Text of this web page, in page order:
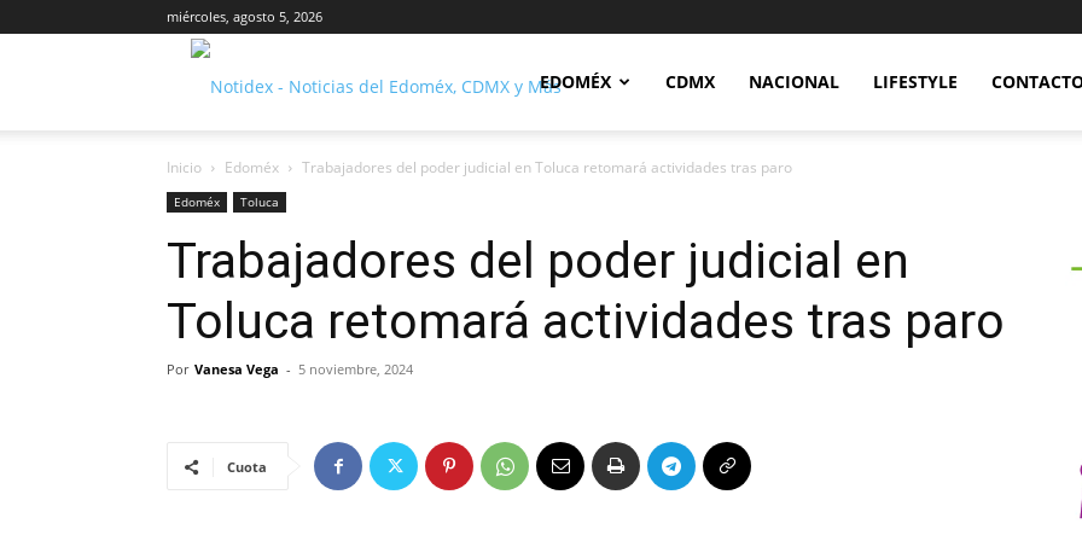
miércoles, agosto 5, 2026
Notidex
EDOMÉX CDMX NACIONAL LIFESTYLE
Inicio Edoméx Trabajadores del poder judicial en Toluca retomará actividades tras paro
Edoméx Toluca
Trabajadores del poder judicial en
Toluca retomará actividades tras paro
Por Vanesa Vega - 5 noviembre, 2024
Cuota